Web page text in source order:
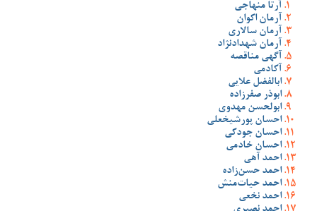
آرتا منهاجی
آرمان اکوان
آرمان سالاری
آرمان شهدادنژاد
آگهی مناقصه
آکادمی
ابالفضل علایی
ابوذر صفرزاده
ابولحسن مهدوی
احسان پورشیخعلی
احسان جودکی
احسان خادمی
احمد آهی
احمد حسن‌زاده
احمد حیات‌منش
احمد نخعی